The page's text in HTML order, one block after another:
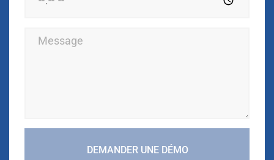
DEMANDER UNE DÉMO